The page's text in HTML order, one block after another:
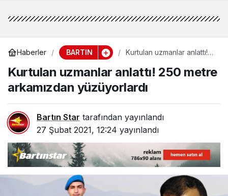
Haberler BARTIN
Kurtulan uzmanlar anlattı!
yüzüyorlardı
Kurtulan uzmanlar anlattı! 250 metre
arkamızdan yüzüyorlardı
Bartın Star tarafından yayınlandı
27 Şubat 2021, 12:24 yayınlandı